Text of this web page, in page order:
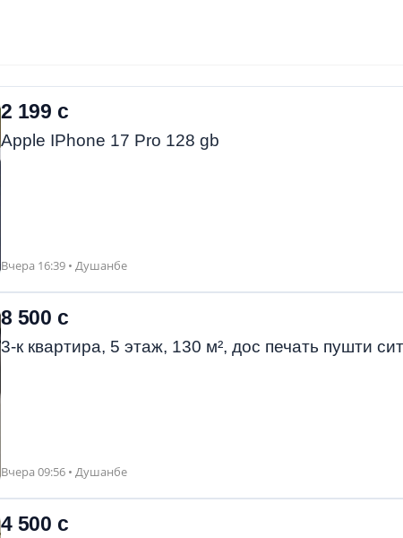
2 199 с
Apple IPhone 17 Pro 128 gb
Вчера 16:39 • Душанбе
8 500 с
3-к квартира, 5 этаж, 130 м², дос печать пушти
Вчера 09:56 • Душанбе
4 500 с